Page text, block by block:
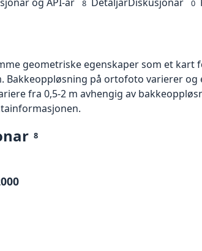
8 0
geometriske egenskaper som et
Bakkeoppløsning på ortofoto varierer
fra 0,5-2 m avhengig av
8